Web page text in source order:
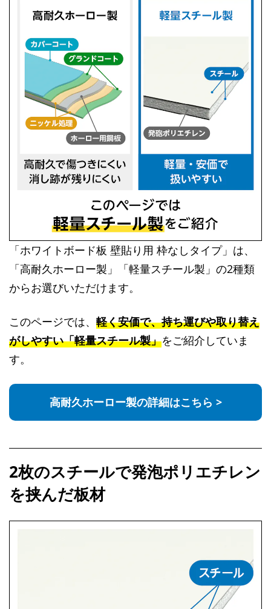
「ホワイトボード板 壁貼り用 枠なしタイプ」は、
「高耐久ホーロー製」「軽量スチール製」の2種類
からお選びいただけます。
このページでは、 軽く安価で、持ち運びや取り替え
がしやすい「軽量スチール製」をご紹介していま
す。
高耐久ホーロー製の詳細はこちら >
2枚のスチールで発泡ポリエチレン
を挟んだ板材